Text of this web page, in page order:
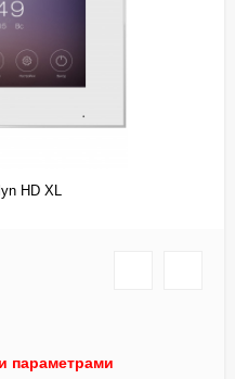
HD XL
параметрами